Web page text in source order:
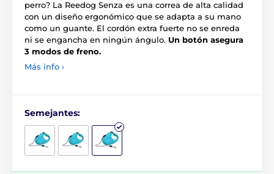
perro? La Reedog Senza es una correa de alta calidad
con un diseño ergonómico que se adapta a su mano
como un guante. El cordón extra fuerte no se enreda
ni se engancha en ningún ángulo. Un botón asegura
3 modos de freno.
Más info ›
Semejantes: